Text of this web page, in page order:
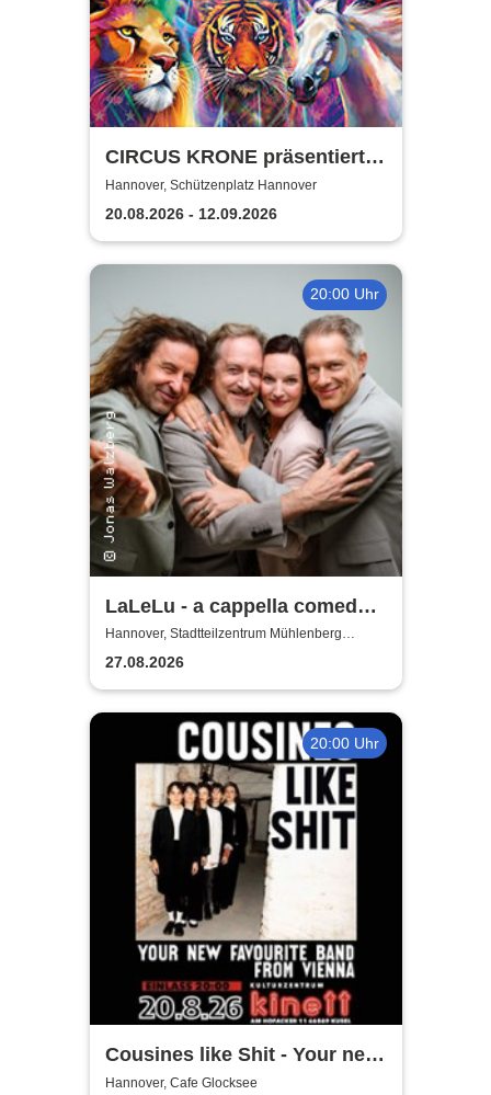
CIRCUS KRONE präsentiert
FARBENSPIEL - Gold Edition
| Hannover
Hannover, Schützenplatz Hannover
20.08.2026 - 12.09.2026
20:00 Uhr
LaLeLu - a cappella comedy -
Urlaub vom Hirn
Hannover, Stadtteilzentrum Mühlenberg
Hannover
27.08.2026
20:00 Uhr
Cousines like Shit - Your new
favourite band from Vienna
Hannover, Cafe Glocksee